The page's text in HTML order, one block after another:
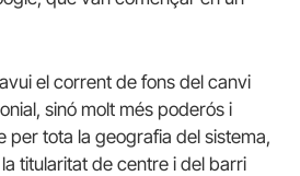
el corrent de fons del canvi
sinó molt més poderós i
per tota la geografia del sistema,
titularitat de centre i del barri